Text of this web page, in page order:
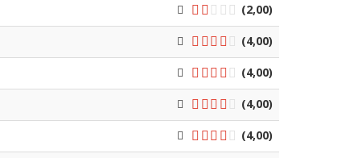
(2,00)
(4,00)
(4,00)
(4,00)
(4,00)